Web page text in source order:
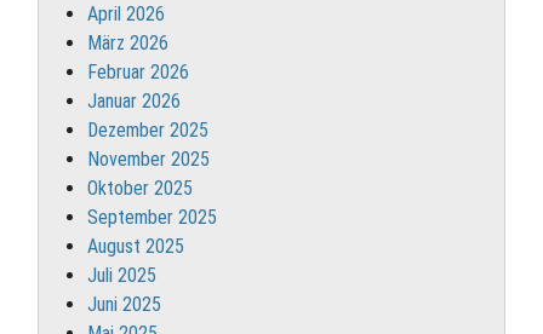
April 2026
März 2026
Februar 2026
Januar 2026
Dezember 2025
November 2025
Oktober 2025
September 2025
August 2025
Juli 2025
Juni 2025